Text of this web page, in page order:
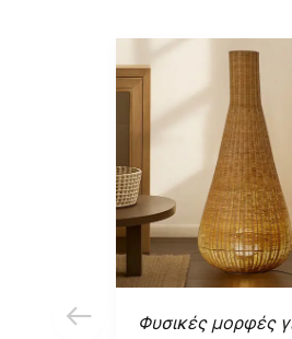
Φυσικές μορφές